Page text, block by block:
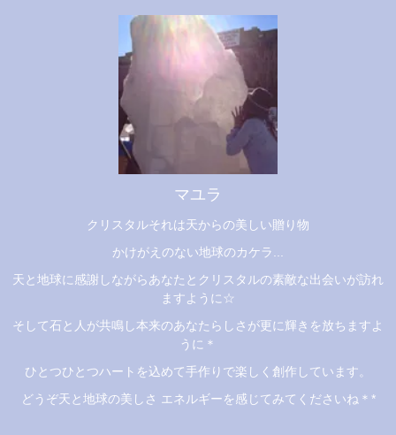
マユラ
クリスタルそれは天からの美しい贈り物
かけがえのない地球のカケラ...
天と地球に感謝しながらあなたとクリスタルの素敵な出会いが訪れ
ますように☆
そして石と人が共鳴し本来のあなたらしさが更に輝きを放ちますよ
うに＊
ひとつひとつハートを込めて手作りで楽しく創作しています。
どうぞ天と地球の美しさ エネルギーを感じてみてくださいね＊*